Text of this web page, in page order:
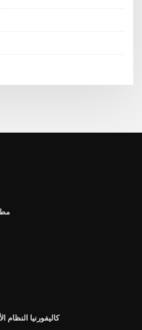
كاليفورنيا النظام